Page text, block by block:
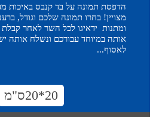
הדפסת תמונה על בד קנבס באיכות
מצויין! בחרו תמונה שלכם וגודל,
ומתנות ידאיגו לכל השר לאחר קבלת
אותה במיוחד עבורכם ונשלח אותה
לאסוף...
20*20ס"מ